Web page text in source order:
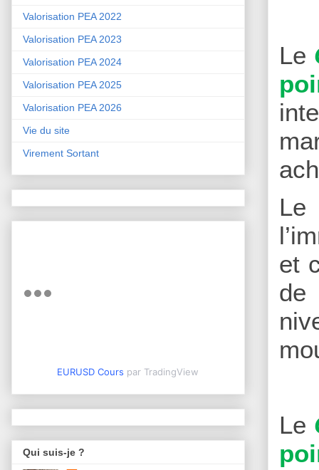
Le
Le
et
de
Le
Valorisation PEA 2022
Valorisation PEA 2023
Valorisation PEA 2024
Valorisation PEA 2025
Valorisation PEA 2026
Vie du site
Virement Sortant
EURUSD Cours par TradingView
Qui suis-je ?